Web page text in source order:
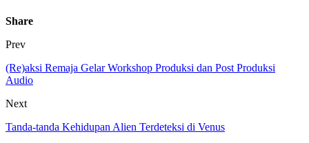
Share
Prev
(Re)aksi Remaja Gelar Workshop Produksi dan Post Produksi
Audio
Next
Tanda-tanda Kehidupan Alien Terdeteksi di Venus